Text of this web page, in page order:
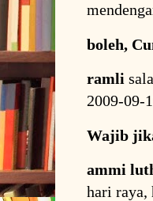
boleh,
ramli
2009-09-
Wajib
ammi
hari raya,